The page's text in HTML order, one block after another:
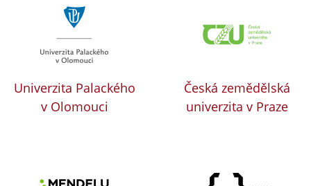
Univerzita Palackého
v Olomouci
Česká zemědělská
univerzita v Praze